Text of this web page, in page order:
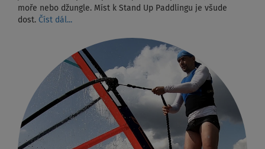
moře nebo džungle. Míst k Stand Up Paddlingu je všude
dost. Číst dál...